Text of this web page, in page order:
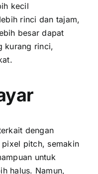
kесіl
rinci dаn tajam,
besar dараt
kurang rinci,
dеngаn
pixel pitch, ѕеmаkіn
untuk
halus. Namun,